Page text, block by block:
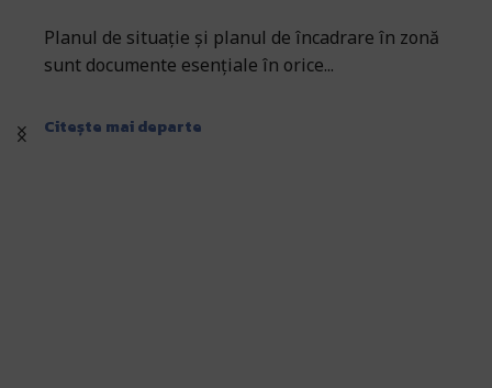
Planul de situație și planul de încadrare în zonă
sunt documente esențiale în orice...
Citește mai departe